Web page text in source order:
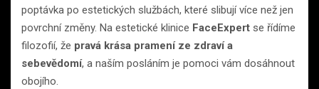
poptávka po estetických službách, které slibují více než jen
povrchní změny. Na estetické klinice FaceExpert se řídíme
filozofií, že pravá krása pramení ze zdraví a
sebevědomí, a naším posláním je pomoci vám dosáhnout
obojího.